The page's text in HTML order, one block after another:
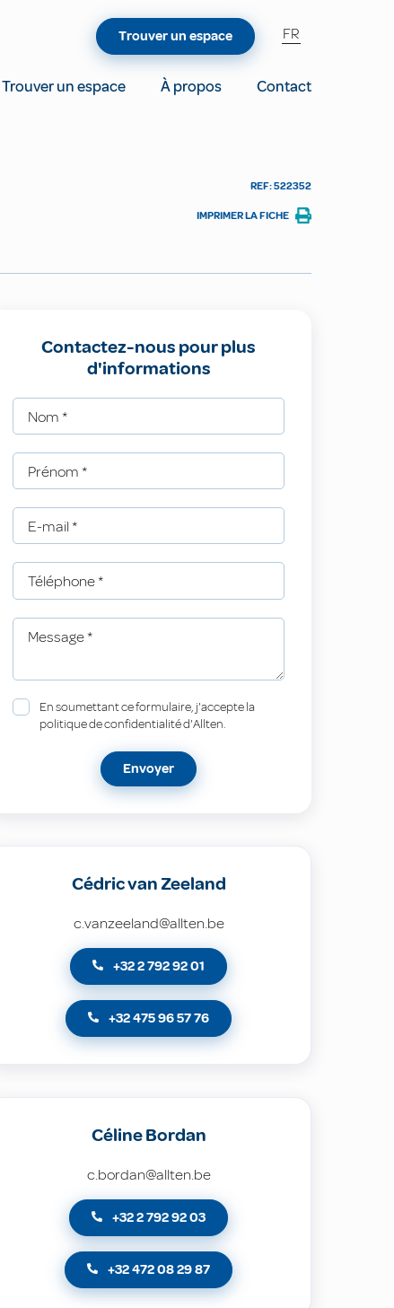
Trouver un espace À propos
Contact
Trouver un espace FR
REF: 522352
IMPRIMER LA FICHE
Contactez-nous pour plus
d'informations
Nom *
Prénom *
E-mail *
Téléphone*
Message*
En soumettant ce formulaire, j'accepte la
politique de confidentialité d'Allten.
Envoyer
Cédric van Zeeland
c.vanzeeland@allten.be
+32 2 792 92 01
+32 475 96 57 76
Céline Bordan
c.bordan@allten.be
+32 2 792 92 03
+32 472 08 29 87